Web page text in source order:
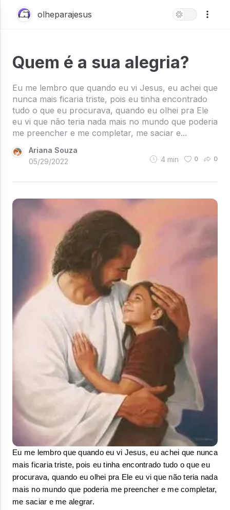
olheparajesus
Quem é a sua alegria?
Eu me lembro que quando eu vi Jesus, eu achei que
nunca mais ficaria triste, pois eu tinha encontrado
tudo o que eu procurava, quando eu olhei pra Ele
eu vi que não teria nada mais no mundo que poderia
me preencher e me completar, me saciar e...
Ariana Souza
05/29/2022
4 min 0 0
Eu me lembro que quando eu vi Jesus, eu achei que nunca
mais ficaria triste, pois eu tinha encontrado tudo o que eu
procurava, quando eu olhei pra Ele eu vi que não teria nada
mais no mundo que poderia me preencher e me completar,
me saciar e me alegrar.